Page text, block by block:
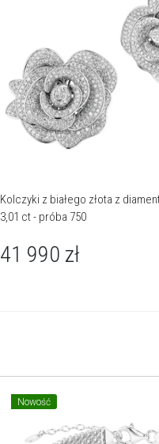
Kolczyki z białego złota z
3,01 ct - próba 750
41 990 zł
Nowość